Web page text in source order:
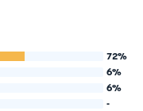
72%
6%
6%
-